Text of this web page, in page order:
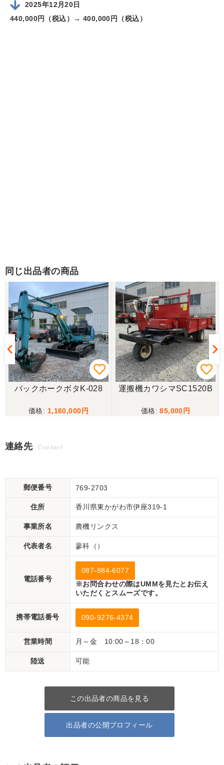
2025年12月20日
440,000円（税込）→ 400,000円（税込）
同じ出品者の商品
バックホークボタK-028
1,160,000
運搬機カワシマSC1520B
85,000
連絡先 Contact
郵便番号 769-2703
住所 香川県東かがわ市伊座319-1
事業所名 農機リンクス
代表者名 蓼科（）
電話番号
087-884-6077
※お問合わせの際はUMMを見たとお伝え
いただくとスムーズです。
携帯電話番号 090-9276-4374
営業時間 月～金 10:00～18：00
陸送 可能
この出品者の商品を見る
出品者の公開プロフィール